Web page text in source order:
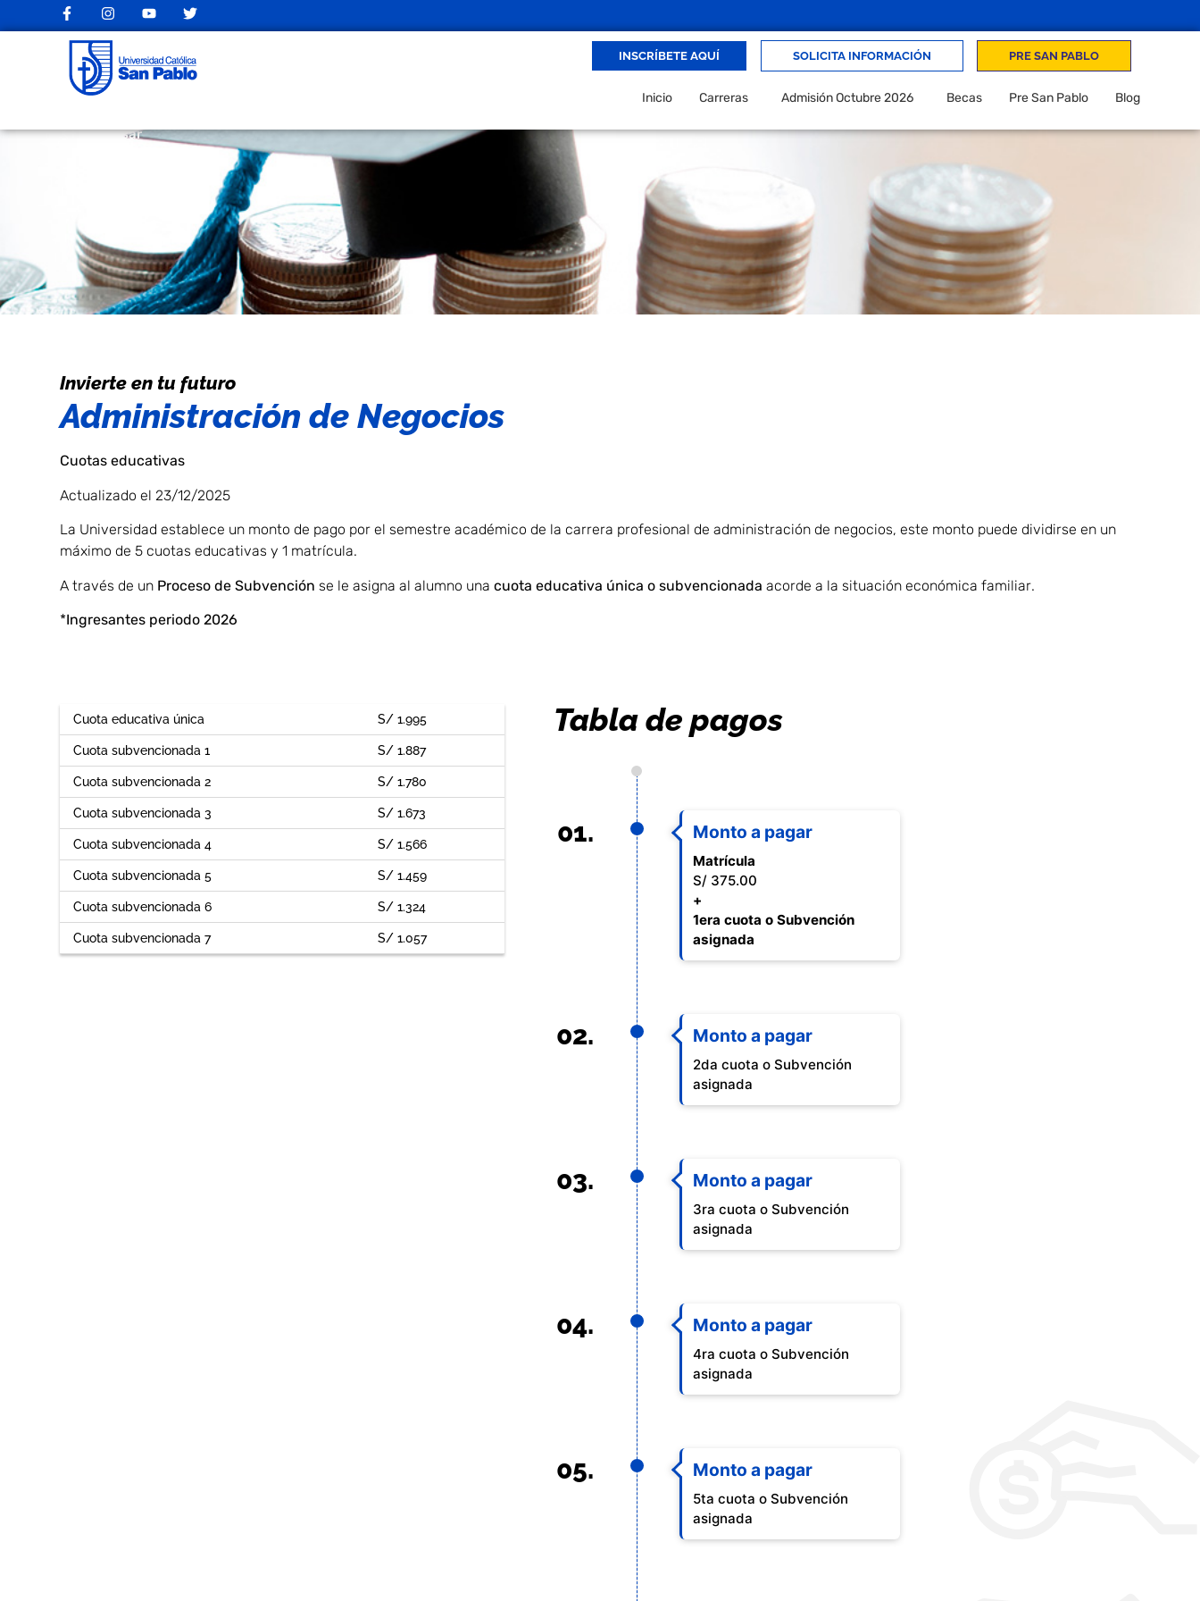
INSCRÍBETE AQUÍ SOLICITA INFORMACIÓN PRE SAN PABLO
Inicio Carreras Admisión Octubre 2026 Becas Pre San Pablo Blog
Regresar
Invierte en tu futuro
Administración de Negocios
Cuotas educativas
Actualizado el 23/12/2025
La Universidad establece un monto de pago por el semestre académico de la carrera profesional de administración de negocios, este monto puede dividirse en un
máximo de 5 cuotas educativas y 1 matrícula.
A través de un Proceso de Subvención se le asigna al alumno unacuota educativa única o subvencionada acorde a la situación económica familiar.
*Ingresantes periodo 2026
Cuota educativa única S/ 1.995
Cuota subvencionada 1 S/ 1.887
Cuota subvencionada 2 S/ 1.780
Cuota subvencionada 3 S/ 1.673
Cuota subvencionada 4 S/ 1.566
Cuota subvencionada 5 S/ 1.459
Cuota subvencionada 6 S/ 1.324
Cuota subvencionada 7 S/ 1.057
Tabla de pagos
01. Monto a pagar
Matrícula
S/ 375.00
+
1era cuota o Subvención
asignada
02. Monto a pagar
2da cuota o Subvención
asignada
03. Monto a pagar
3ra cuota o Subvención
asignada
04. Monto a pagar
4ra cuota o Subvención
asignada
05. Monto a pagar
5ta cuota o Subvención
asignada